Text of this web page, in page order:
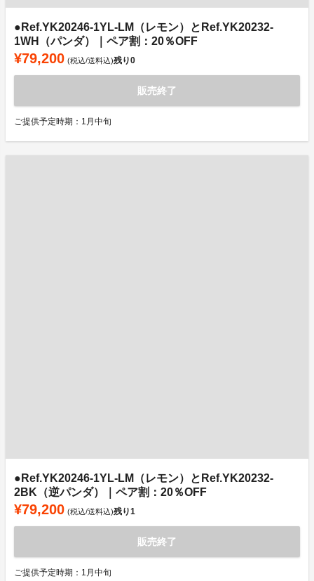
●Ref.YK20246-1YL-LM（レモン）とRef.YK20232-
1WH（パンダ）｜ペア割：20％OFF
¥79,200 (税込/送料込)残り0
販売終了
ご提供予定時期：1月中旬
●Ref.YK20246-1YL-LM（レモン）とRef.YK20232-
2BK（逆パンダ）｜ペア割：20％OFF
¥79,200 (税込/送料込)残り1
販売終了
ご提供予定時期：1月中旬